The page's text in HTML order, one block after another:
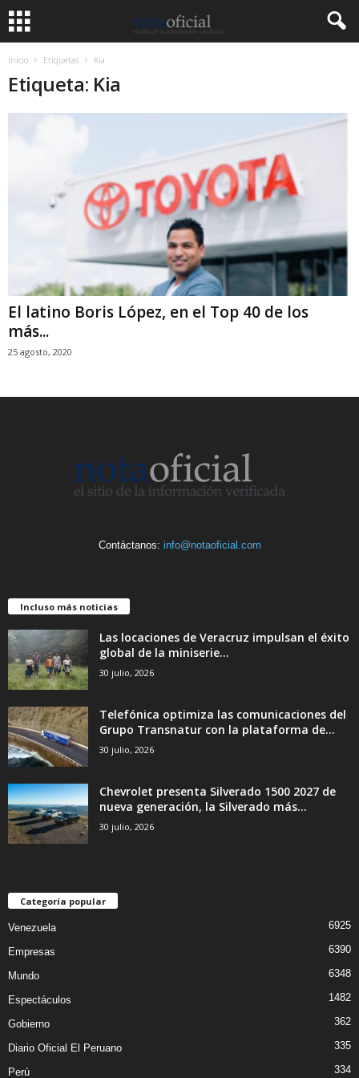
Inicio Etiquetas Kia
Etiqueta: Kia
El latino Boris López, en el Top 40 de los
más...
25 agosto, 2020
Contáctanos: info@notaoficial.com
Incluso más noticias
Las locaciones de Veracruz impulsan el éxito
global de la miniserie...
30 julio, 2026
Telefónica optimiza las comunicaciones del
Grupo Transnatur con la plataforma de...
30 julio, 2026
Chevrolet presenta Silverado 1500 2027 de
nueva generación, la Silverado más...
30 julio, 2026
Categoría popular
Venezuela 6925
Empresas 6390
Mundo 6348
Espectáculos 1482
Gobierno 362
Diario Oficial El Peruano 335
Perú 334